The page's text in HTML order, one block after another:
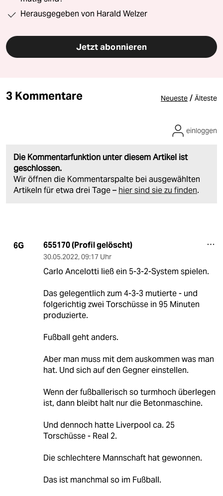
Herausgegeben von Harald Welzer
Jetzt abonnieren
3 Kommentare Neueste / Älteste
Die Kommentarfunktion unter diesem Artikel ist
geschlossen.
Wir öffnen die Kommentarspalte bei ausgewählten
Artikeln für etwa drei Tage – hier sind sie zu finden.
einloggen
6G 655170 (Profil gelöscht)
30.05.2022, 09:17 Uhr
Carlo Ancelotti ließ ein 5-3-2-System spielen.
Das gelegentlich zum 4-3-3 mutierte - und
folgerichtig zwei Torschüsse in 95 Minuten
produzierte.
Fußball geht anders.
Aber man muss mit dem auskommen was man
hat. Und sich auf den Gegner einstellen.
Wenn der fußballerisch so turmhoch überlegen
ist, dann bleibt halt nur die Betonmaschine.
Und dennoch hatte Liverpool ca. 25
Torschüsse - Real 2.
Die schlechtere Mannschaft hat gewonnen.
Das ist manchmal so im Fußball.